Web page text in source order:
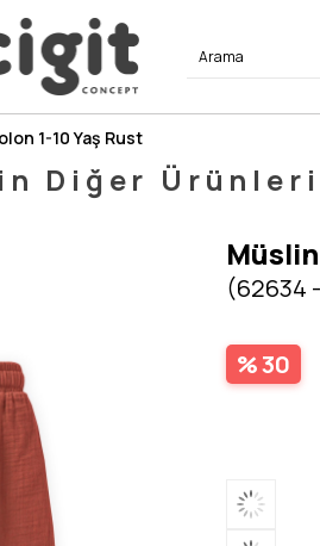
1-10 Yaş Rust
Diğer Ürünleri
(62634
30